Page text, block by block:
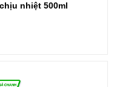
nhiệt 500ml